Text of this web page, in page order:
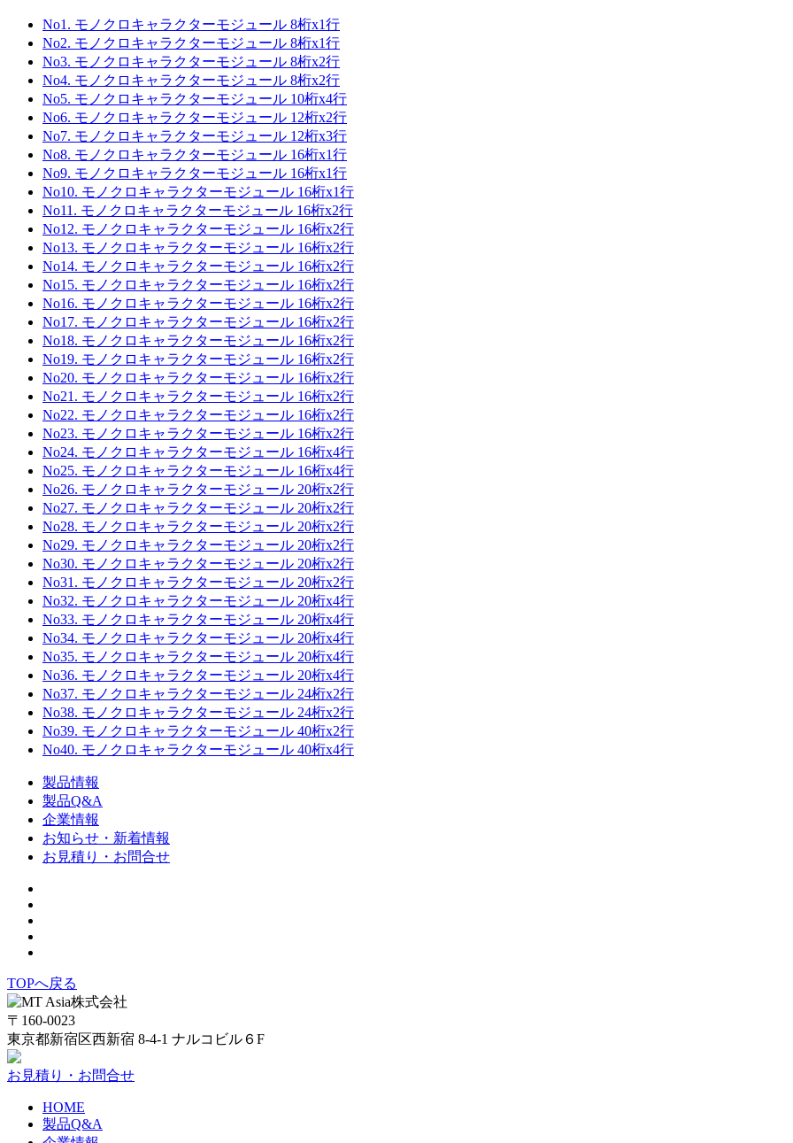
No1. モノクロキャラクターモジュール 8桁x1行
No2. モノクロキャラクターモジュール 8桁x1行
No3. モノクロキャラクターモジュール 8桁x2行
No4. モノクロキャラクターモジュール 8桁x2行
No5. モノクロキャラクターモジュール 10桁x4行
No6. モノクロキャラクターモジュール 12桁x2行
No7. モノクロキャラクターモジュール 12桁x3行
No8. モノクロキャラクターモジュール 16桁x1行
No9. モノクロキャラクターモジュール 16桁x1行
No10. モノクロキャラクターモジュール 16桁x1行
No11. モノクロキャラクターモジュール 16桁x2行
No12. モノクロキャラクターモジュール 16桁x2行
No13. モノクロキャラクターモジュール 16桁x2行
No14. モノクロキャラクターモジュール 16桁x2行
No15. モノクロキャラクターモジュール 16桁x2行
No16. モノクロキャラクターモジュール 16桁x2行
No17. モノクロキャラクターモジュール 16桁x2行
No18. モノクロキャラクターモジュール 16桁x2行
No19. モノクロキャラクターモジュール 16桁x2行
No20. モノクロキャラクターモジュール 16桁x2行
No21. モノクロキャラクターモジュール 16桁x2行
No22. モノクロキャラクターモジュール 16桁x2行
No23. モノクロキャラクターモジュール 16桁x2行
No24. モノクロキャラクターモジュール 16桁x4行
No25. モノクロキャラクターモジュール 16桁x4行
No26. モノクロキャラクターモジュール 20桁x2行
No27. モノクロキャラクターモジュール 20桁x2行
No28. モノクロキャラクターモジュール 20桁x2行
No29. モノクロキャラクターモジュール 20桁x2行
No30. モノクロキャラクターモジュール 20桁x2行
No31. モノクロキャラクターモジュール 20桁x2行
No32. モノクロキャラクターモジュール 20桁x4行
No33. モノクロキャラクターモジュール 20桁x4行
No34. モノクロキャラクターモジュール 20桁x4行
No35. モノクロキャラクターモジュール 20桁x4行
No36. モノクロキャラクターモジュール 20桁x4行
No37. モノクロキャラクターモジュール 24桁x2行
No38. モノクロキャラクターモジュール 24桁x2行
No39. モノクロキャラクターモジュール 40桁x2行
No40. モノクロキャラクターモジュール 40桁x4行
製品情報
製品Q&A
企業情報
お知らせ・新着情報
お見積り・お問合せ
TOPへ戻る
〒160-0023
東京都新宿区西新宿 8-4-1 ナルコビル６F
お見積り・お問合せ
HOME
製品Q&A